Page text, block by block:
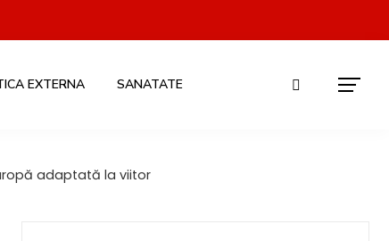
EXTERNA SANATATE
adaptată la viitor